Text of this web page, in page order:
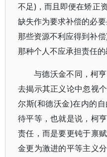
不足)，而且即便在矫正
缺失作为要求补偿的必
那些资源不利应得到补
那种个人不应承担责任的
与德沃金不同，柯
去揭示其正义论中忽视
尔斯(和德沃金)在内的
待平等，也就是说，柯
责任，而是要更钝于禀
金更为激进的平等主义